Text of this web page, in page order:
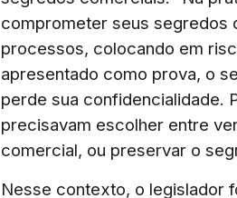
comprometer seus segredos
processos, colocando em
apresentado como prova, o
perde sua confidencialidade.
precisavam escolher entre
comercial, ou preservar o
Nesse contexto, o legislador